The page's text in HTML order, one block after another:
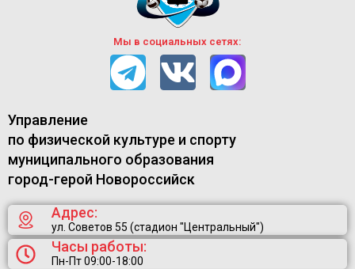
Мы в социальных сетях:
Управление
по физической культуре и спорту
муниципального образования
город-герой Новороссийск
Адрес:
ул. Советов 55 (стадион "Центральный")
Часы работы:
Пн-Пт 09:00-18:00